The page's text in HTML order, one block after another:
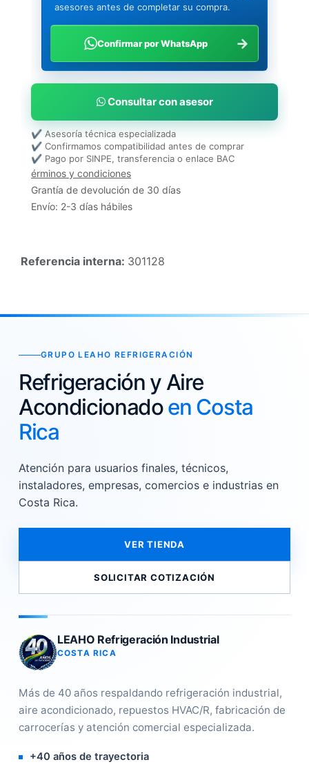
asesores antes de completar su compra.
Confirmar por WhatsApp →
Consultar con asesor
✔ Asesoría técnica especializada
✔ Confirmamos compatibilidad antes de comprar
✔ Pago por SINPE, transferencia o enlace BAC
érminos y condiciones
Grantía de devolución de 30 días
Envío: 2-3 días hábiles
Referencia interna: 301128
GRUPO LEAHO REFRIGERACIÓN
Refrigeración y Aire
Acondicionadoen Costa
Rica
Atención para usuarios finales, técnicos,
instaladores, empresas, comercios e industrias en
Costa Rica.
VER TIENDA
SOLICITAR COTIZACIÓN
LEAHO Refrigeración Industrial
COSTA RICA
Más de 40 años respaldando refrigeración industrial,
aire acondicionado, repuestos HVAC/R, fabricación de
carrocerías y atención comercial especializada.
+40 años de trayectoria